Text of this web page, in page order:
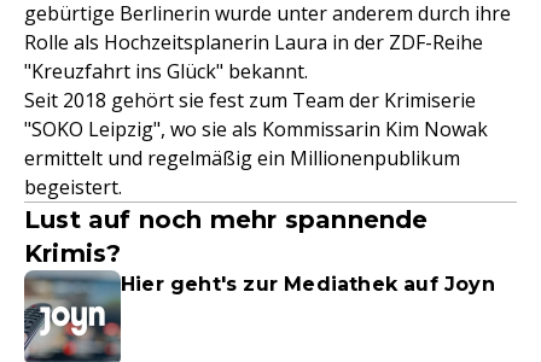
gebürtige Berlinerin wurde unter anderem durch ihre
Rolle als Hochzeitsplanerin Laura in der ZDF-Reihe
"Kreuzfahrt ins Glück" bekannt.
Seit 2018 gehört sie fest zum Team der Krimiserie
"SOKO Leipzig", wo sie als Kommissarin Kim Nowak
ermittelt und regelmäßig ein Millionenpublikum
begeistert.
Lust auf noch mehr spannende
Krimis?
Hier geht's zur Mediathek auf Joyn